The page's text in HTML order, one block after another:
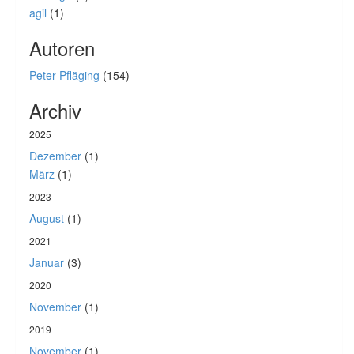
agil (1)
Autoren
Peter Pfläging (154)
Archiv
2025
Dezember (1)
März (1)
2023
August (1)
2021
Januar (3)
2020
November (1)
2019
November (1)